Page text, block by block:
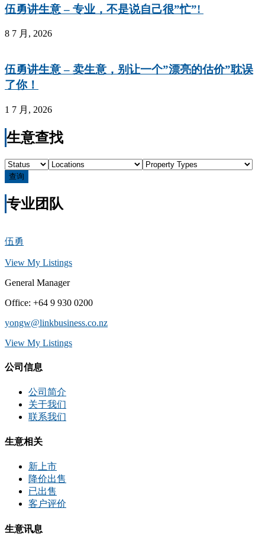
伍勇讲生意 – 专业，不是说自己很”忙”!
8 7 月, 2026
伍勇讲生意 – 卖生意，别让一个”漂亮的估价”耽误
了你！
1 7 月, 2026
生意查找
查询
专业团队
伍勇
View My Listings
General Manager
Office: +64 9 930 0200
yongw@linkbusiness.co.nz
View My Listings
公司信息
公司简介
关于我们
联系我们
生意相关
新上市
降价出售
已出售
客户评价
生意讯息